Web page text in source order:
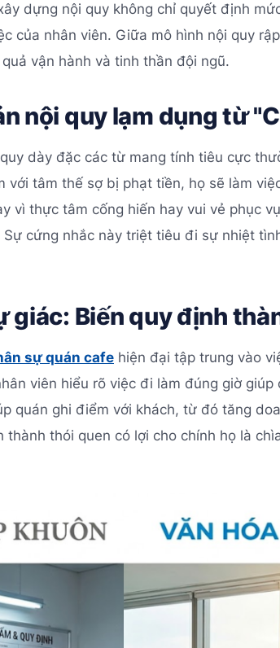
dựng nội quy không chỉ quyết định
của nhân viên. Giữa mô hình nội quy
vận hành và tinh thần đội ngũ.
nội quy lạm dụng từ
dày đặc các từ mang tính tiêu cực
với tâm thế sợ bị phạt tiền, họ sẽ làm
vì thực tâm cống hiến hay vui vẻ phục
cứng nhắc này triệt tiêu đi sự nhiệt
giác: Biến quy định
sự quán cafe hiện đại tập trung vào
viên hiểu rõ việc đi làm đúng giờ
quán ghi điểm với khách, từ đó tăng
thói quen có lợi cho chính họ là